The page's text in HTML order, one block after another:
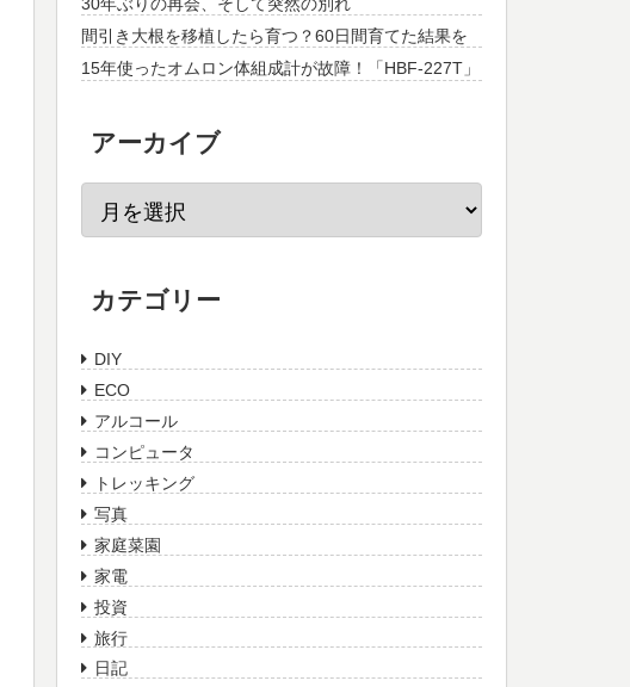
間引き大根を移植したら育つ？60日間育てた結果を
紹介！
15年使ったオムロン体組成計が故障！「HBF-227T」
アーカイブ
カテゴリー
DIY
ECO
アルコール
コンピュータ
トレッキング
写真
家庭菜園
家電
投資
旅行
日記